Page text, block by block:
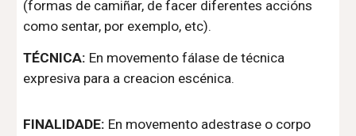
(formas de camiñar, de facer diferentes accións
como sentar, por exemplo, etc).
TÉCNICA: En movemento fálase de técnica
expresiva para a creacion escénica.
FINALIDADE: En movemento adestrase o corpo